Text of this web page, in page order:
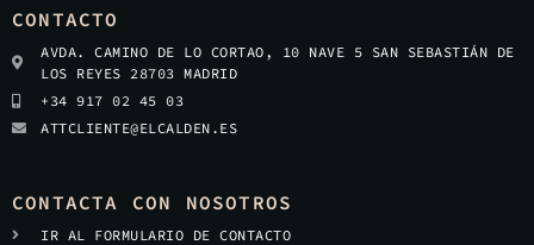
CONTACTO
AVDA. CAMINO DE LO CORTAO, 10 NAVE 5 SAN SEBASTIÁN DE
LOS REYES 28703 MADRID
+34 917 02 45 03
ATTCLIENTE@ELCALDEN.ES
CONTACTA CON NOSOTROS
IR AL FORMULARIO DE CONTACTO